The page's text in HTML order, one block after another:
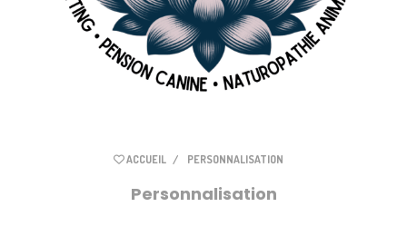
ACCUEIL PERSONNALISATION
Personnalisation